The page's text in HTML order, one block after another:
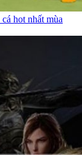
hot nhất mùa